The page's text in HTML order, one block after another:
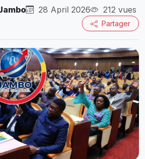
28 April 2026 212 vues
Partager